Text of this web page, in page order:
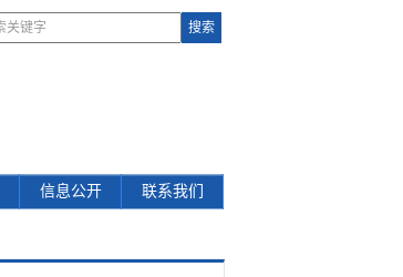
信息公开 联系我们